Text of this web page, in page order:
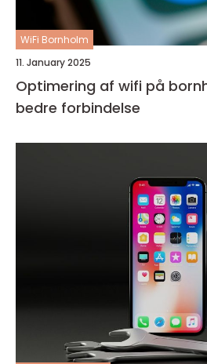
WiFi Bornholm
11. January 2025
Optimering af wifi på
bedre forbindelse